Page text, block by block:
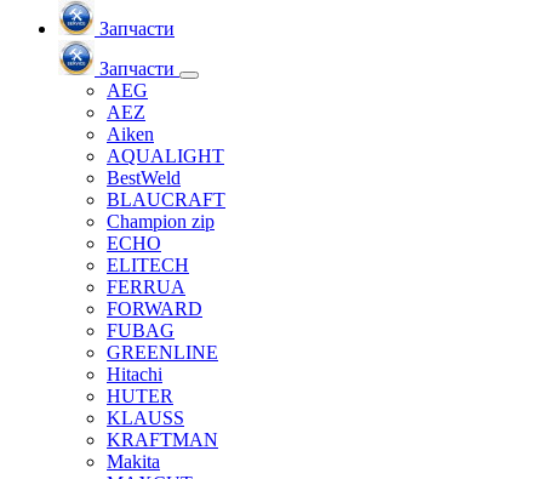
Запчасти
Запчасти
AEG
AEZ
Aiken
AQUALIGHT
BestWeld
BLAUCRAFT
Champion zip
ECHO
ELITECH
FERRUA
FORWARD
FUBAG
GREENLINE
Hitachi
HUTER
KLAUSS
KRAFTMAN
Makita